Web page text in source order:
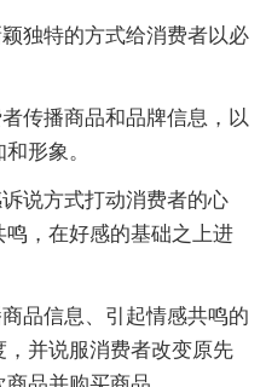
独特的方式给消费者以必
传播商品和品牌信息，以
形象。
说方式打动消费者的心
，在好感的基础之上进
品信息、引起情感共鸣的
并说服消费者改变原先